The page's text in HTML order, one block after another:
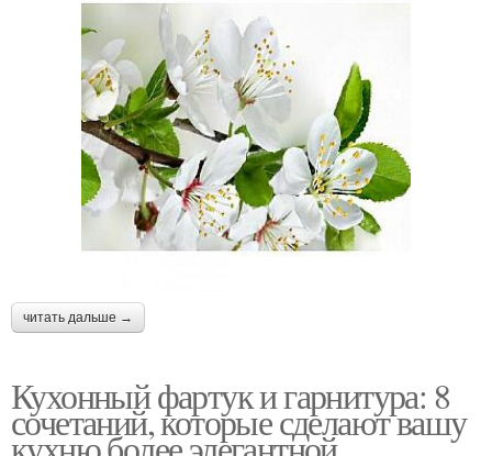
читать дальше →
Кухонный фартук и гарнитура: 8
сочетаний, которые сделают вашу